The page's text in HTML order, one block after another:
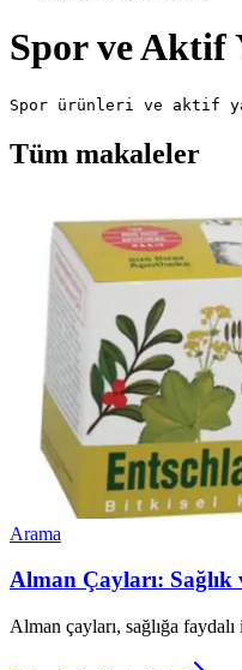
Spor ve Aktif
Spor ürünleri ve aktif
Tüm makaleler
Arama
Alman Çayları: Sağlık
Alman çayları, sağlığa